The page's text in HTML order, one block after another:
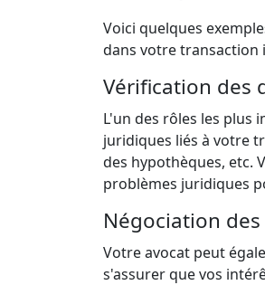
Voici quelques
dans votre transaction
Vérification des
L'un des rôles les plus
juridiques liés à votre
des hypothèques, etc.
problèmes juridiques
Négociation
Votre avocat peut
s'assurer que vos